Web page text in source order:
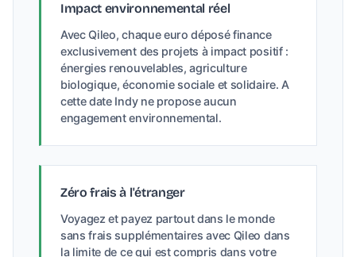
Impact environnemental réel
Avec Qileo, chaque euro déposé finance
exclusivement des projets à impact positif :
énergies renouvelables, agriculture
biologique, économie sociale et solidaire. A
cette date Indy ne propose aucun
engagement environnemental.
Zéro frais à l'étranger
Voyagez et payez partout dans le monde
sans frais supplémentaires avec Qileo dans
la limite de ce qui est compris dans votre